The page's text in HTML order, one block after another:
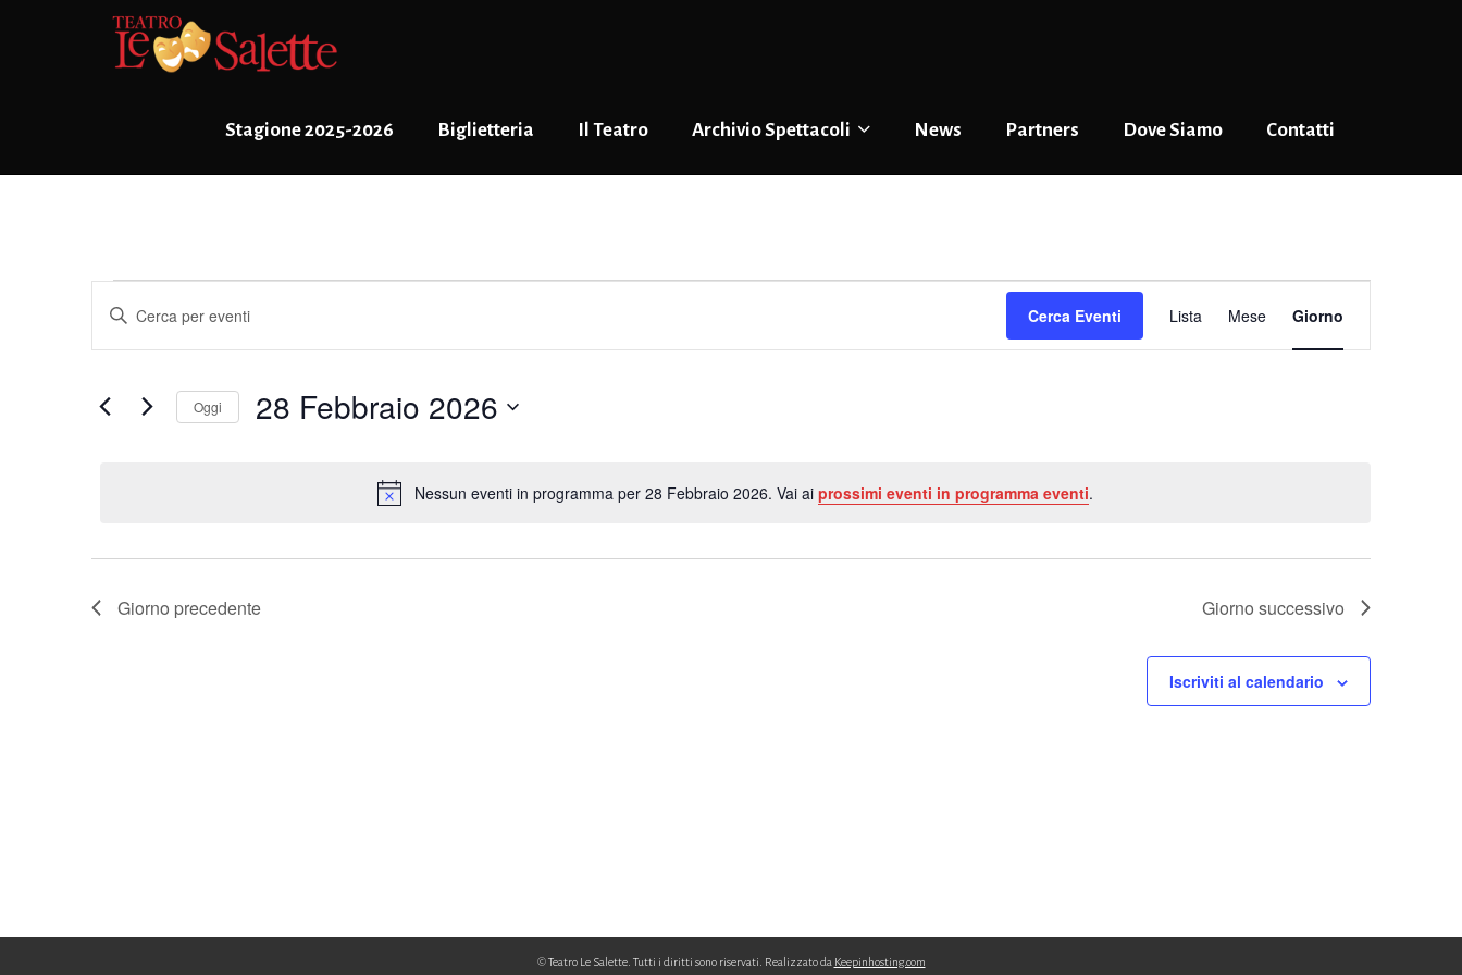
Stagione 2025-2026 Biglietteria Il Teatro Archivio Spettacoli News Partners Dove Siamo Contatti
Eventi
for
Febbraio
Notice
Nessun eventi in programma per 28 Febbraio 2026. Vai ai prossimi eventi in programma eventi.
Eventi
Ricerca
viste
Inserisci
Parola
Chiave.
Eventi
Cerca Eventi
Viste
Navigazione
Lista Mese Giorno
Oggi 28 Febbraio 2026
Giorno precedente Giorno successivo
Iscriviti al calendario
© Teatro Le Salette. Tutti i diritti sono riservati. Realizzato da Keepinhosting.com